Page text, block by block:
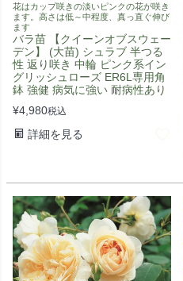
花はカップ咲きの淡いピンクの花が咲き
ます。高さは低～中程度、真っ直ぐ伸び
ます
バラ苗 【クイーンオブスウェー
デン】 (大苗) シュラブ 半つる
性 返り咲き 中輪 ピンク系イン
グリッシュローズ ER6L専用角
鉢 強健 病気に強い 耐病性あり
¥4,980税込
詳細を見る